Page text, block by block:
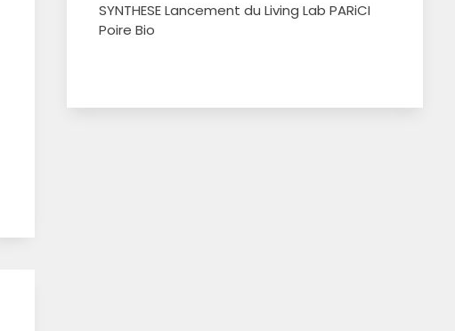
SYNTHESE Lancement du Living Lab PARiCI
Poire Bio